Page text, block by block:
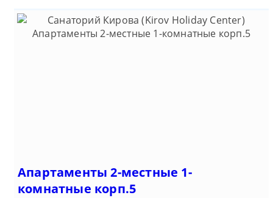
Апартаменты 2-местные 1-
комнатные корп.5